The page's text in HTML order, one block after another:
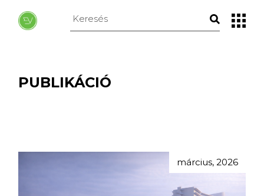
content
Keresés
erre:
PUBLIKÁCIÓ
március, 2026